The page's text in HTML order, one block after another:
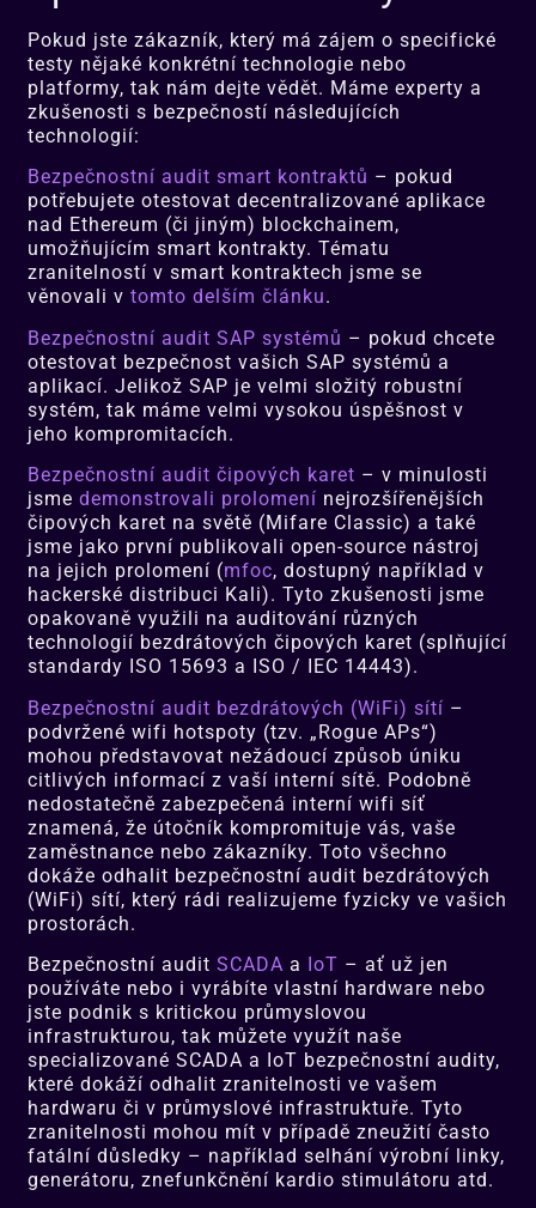
Pokud jste zákazník, který má zájem o specifické
testy nějaké konkrétní technologie nebo
platformy, tak nám dejte vědět. Máme experty a
zkušenosti s bezpečností následujících
technologií:
Bezpečnostní audit smart kontraktů – pokud
potřebujete otestovat decentralizované aplikace
nad Ethereum (či jiným) blockchainem,
umožňujícím smart kontrakty. Tématu
zranitelností v smart kontraktech jsme se
věnovali vtomto delším článku.
Bezpečnostní audit SAP systémů – pokud chcete
otestovat bezpečnost vašich SAP systémů a
aplikací. Jelikož SAP je velmi složitý robustní
systém, tak máme velmi vysokou úspěšnost v
jeho kompromitacích.
Bezpečnostní audit čipových karet – v minulosti
jsmedemonstrovali prolomení nejrozšířenějších
čipových karet na světě (Mifare Classic) a také
jsme jako první publikovali open-source nástroj
na jejich prolomení (mfoc, dostupný například v
hackerské distribuci Kali). Tyto zkušenosti jsme
opakovaně využili na auditování různých
technologií bezdrátových čipových karet (splňující
standardy ISO 15693 a ISO / IEC 14443).
Bezpečnostní audit bezdrátových (WiFi) sítí –
podvržené wifi hotspoty (tzv. „Rogue APs“)
mohou představovat nežádoucí způsob úniku
citlivých informací z vaší interní sítě. Podobně
nedostatečně zabezpečená interní wifi síť
znamená, že útočník kompromituje vás, vaše
zaměstnance nebo zákazníky. Toto všechno
dokáže odhalit bezpečnostní audit bezdrátových
(WiFi) sítí, který rádi realizujeme fyzicky ve vašich
prostorách.
Bezpečnostní auditSCADA a IoT – ať už jen
používáte nebo i vyrábíte vlastní hardware nebo
jste podnik s kritickou průmyslovou
infrastrukturou, tak můžete využít naše
specializované SCADA a IoT bezpečnostní audity,
které dokáží odhalit zranitelnosti ve vašem
hardwaru či v průmyslové infrastruktuře. Tyto
zranitelnosti mohou mít v případě zneužití často
fatální důsledky – například selhání výrobní linky,
generátoru, znefunkčnění kardio stimulátoru atd.